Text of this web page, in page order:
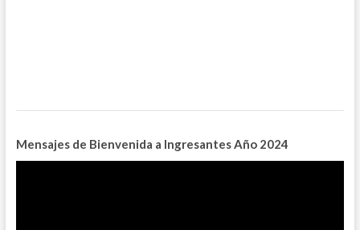
Mensajes de Bienvenida a IngresantesAño 2024